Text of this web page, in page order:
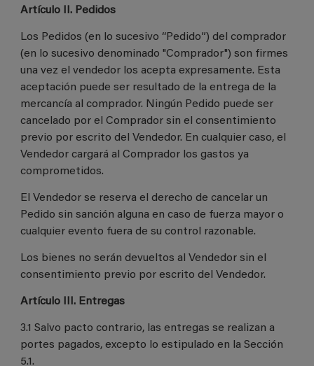
Artículo II. Pedidos
Los Pedidos (en lo sucesivo “Pedido”) del comprador
(en lo sucesivo denominado "Comprador") son firmes
una vez el vendedor los acepta expresamente. Esta
aceptación puede ser resultado de la entrega de la
mercancía al comprador. Ningún Pedido puede ser
cancelado por el Comprador sin el consentimiento
previo por escrito del Vendedor. En cualquier caso, el
Vendedor cargará al Comprador los gastos ya
comprometidos.
El Vendedor se reserva el derecho de cancelar un
Pedido sin sanción alguna en caso de fuerza mayor o
cualquier evento fuera de su control razonable.
Los bienes no serán devueltos al Vendedor sin el
consentimiento previo por escrito del Vendedor.
Artículo III. Entregas
3.1 Salvo pacto contrario, las entregas se realizan a
portes pagados, excepto lo estipulado en la Sección
5.1.